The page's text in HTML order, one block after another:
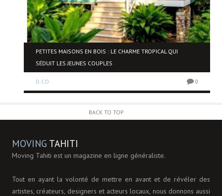
PETITES MAISONS EN BOIS : LE CHARME TROPICAL QUI
SÉDUIT LES JEUNES COUPLES
D.CO 0
BACK TO TOP
MOVING TAHITI
Moving Tahiti est un magazine en ligne généraliste.
Tout en ayant la volonté de mettre en avant et de révéler des
artistes, créateurs, designers et acteurs locaux, nous donnons aussi